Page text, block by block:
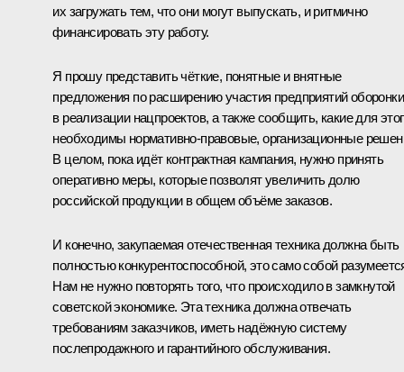
их загружать тем, что они могут выпускать, и ритмично
финансировать эту работу.
Я прошу представить чёткие, понятные и внятные
предложения по расширению участия предприятий оборонки
в реализации нацпроектов, а также сообщить, какие для
необходимы нормативно-правовые, организационные
В целом, пока идёт контрактная кампания, нужно принять
оперативно меры, которые позволят увеличить долю
российской продукции в общем объёме заказов.
И конечно, закупаемая отечественная техника должна быть
полностью конкурентоспособной, это само собой
Нам не нужно повторять того, что происходило в замкнутой
советской экономике. Эта техника должна отвечать
требованиям заказчиков, иметь надёжную систему
послепродажного и гарантийного обслуживания.